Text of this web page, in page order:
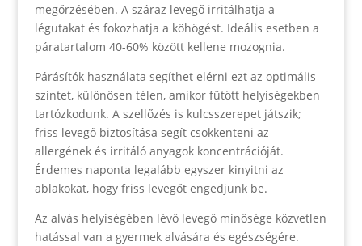
megőrzésében. A száraz levegő irritálhatja a
légutakat és fokozhatja a köhögést. Ideális esetben a
páratartalom 40-60% között kellene mozognia.
Párásítók használata segíthet elérni ezt az optimális
szintet, különösen télen, amikor fűtött helyiségekben
tartózkodunk. A szellőzés is kulcsszerepet játszik;
friss levegő biztosítása segít csökkenteni az
allergének és irritáló anyagok koncentrációját.
Érdemes naponta legalább egyszer kinyitni az
ablakokat, hogy friss levegőt engedjünk be.
Az alvás helyiségében lévő levegő minősége közvetlen
hatással van a gyermek alvására és egészségére.